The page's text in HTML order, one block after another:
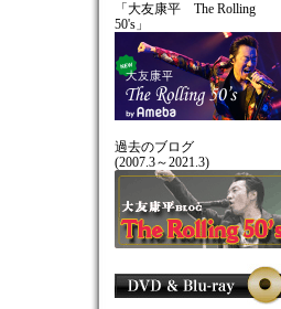
「大友康平 The Rolling
50's」
過去のブログ
(2007.3～2021.3)